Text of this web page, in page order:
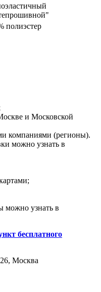
полиэстер
и Московской
компаниями (регионы).
можно узнать в
можно узнать в
бесплатного
Москва